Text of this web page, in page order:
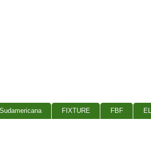
FIXTURE FBF